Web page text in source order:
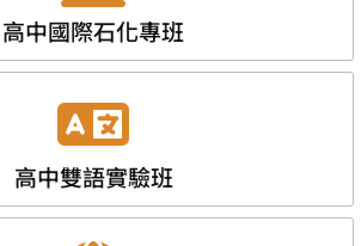
高中國際石化專班
高中雙語實驗班